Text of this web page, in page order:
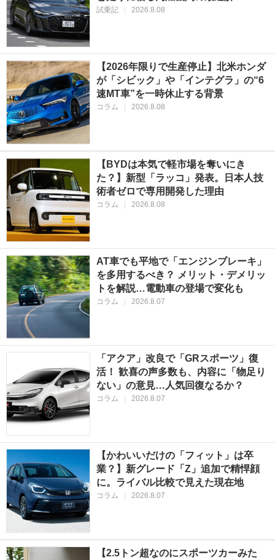
試乗記 2026.8.08
【2026年限りで生産停止】北米ホンダ
が「シビック」や「インテグラ」の“6
速MT車”を一時休止する背景
コラム 2026.8.08
【BYDは本気で軽市場を奪いにき
た？】新型「ラッコ」発表。日本人技
術者ゼロで専用開発した理由
コラム 2026.8.08
AT車でも平地で「エンジンブレーキ」
を多用するべき？ メリット・デメリッ
トを解説…電動車の登場で変化も
コラム 2026.8.07
「アクア」改良で「GRスポーツ」復
活！ 歓喜の声多数も、内容に「物足り
ない」の意見…人気回復なるか？
コラム 2026.8.07
【かわいいだけの「フィット」は卒
業？】新グレード「Z」追加で精悍顔
に。ライバル比較で見えた現在地
コラム 2026.8.07
【2.5トン超なのにスポーツカーみた